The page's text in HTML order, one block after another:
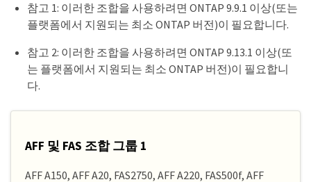
참고 1: 이러한 조합을 사용하려면 ONTAP 9.9.1 이상(또는
플랫폼에서 지원되는 최소 ONTAP 버전)이 필요합니다.
참고 2: 이러한 조합을 사용하려면 ONTAP 9.13.1 이상(또
는 플랫폼에서 지원되는 최소 ONTAP 버전)이 필요합니
다.
AFF 및 FAS 조합 그룹 1
AFF A150, AFF A20, FAS2750, AFF A220, FAS500f, AFF